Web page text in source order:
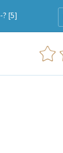
? [5]